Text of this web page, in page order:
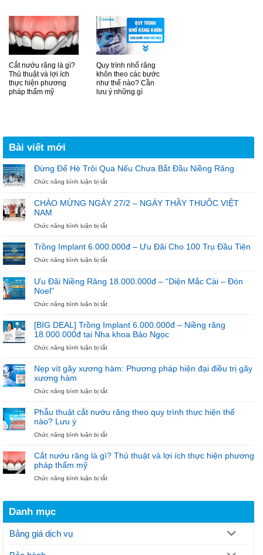
Cắt nướu răng là gì?
Thủ thuật và lợi ích
thực hiện phương
pháp thẩm mỹ
Quy trình nhổ răng
khôn theo các bước
như thế nào? Cần
lưu ý những gì
Bài viết mới
Đừng Để Hè Trôi Qua Nếu Chưa Bắt Đầu Niềng Răng
Chức năng bình luận bị tắtở
Để
Hè
Qua
Chưa
Bắt
Đầu
Răng
CHÀO MỪNG NGÀY 27/2 – NGÀY THẦY THUỐC VIỆT
NAM
Chức năng bình luận bị tắtở
MỪNG
NGÀY
27/2
NGÀY
VIỆT
Trồng Implant 6.000.000đ – Ưu Đãi Cho 100 Trụ Đầu Tiên
Chức năng bình luận bị tắtở
Implant
6.000.000đ
Ưu
Cho
100
Trụ
Đầu
Ưu Đãi Niềng Răng 18.000.000đ – “Diện Mắc Cài – Đón
Noel”
Chức năng bình luận bị tắtở
Niềng
Răng
18.000.000đ
“Diện
–
Noel”
[BIG DEAL] Trồng Implant 6.000.000đ – Niềng răng
18.000.000đ tại Nha khoa Bảo Ngọc
Chức năng bình luận bị tắtở
DEAL]
Trồng
6.000.000đ
Niềng
tại
khoa
Nẹp vít gãy xương hàm: Phương pháp hiện đại điều trị gãy
xương hàm
Chức năng bình luận bị tắtở
gãy
hàm:
pháp
điều
Phẫu thuật cắt nướu răng theo quy trình thực hiện thế
nào? Lưu ý
Chức năng bình luận bị tắtở
thuật
cắt
răng
hiện
Cắt nướu răng là gì? Thủ thuật và lợi ích thực hiện phương
pháp thẩm mỹ
Chức năng bình luận bị tắtở
gì?
Danh mục
Bảng giá dịch vụ